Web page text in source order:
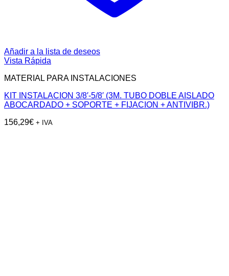
Añadir a la lista de deseos
Vista Rápida
MATERIAL PARA INSTALACIONES
KIT INSTALACION 3/8′-5/8′ (3M. TUBO DOBLE AISLADO
ABOCARDADO + SOPORTE + FIJACION + ANTIVIBR.)
156,29€ + IVA